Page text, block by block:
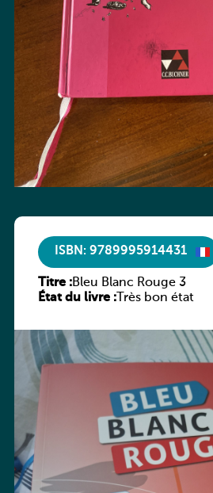
ISBN: 9789995914431
Titre :Bleu Blanc Rouge 3
État du livre :Très bon état